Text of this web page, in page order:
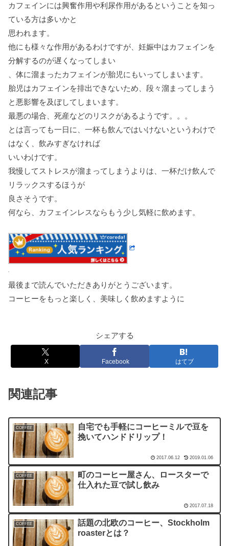
カフェインには興奮作用や利尿作用があるということを知っ
ている方は多いかと
思われます。
他にも様々な作用があるわけですが、妊娠中はカフェインを
分解するのが遅くなってしまい
、体に溜まったカフェインが胎児にもいってしまいます。
胎児はカフェインを排出できないため、段々溜まってしまう
と悪影響を及ぼしてしまいます。
最悪の場合、死産などのリスクがあるようです。。。
とは言っても一日に、一杯も飲んではいけないというわけで
はなく、飲みすぎなければ
いいわけです。
我慢してストレスが溜まってしまうよりは、一杯だけ飲んで
リラックスするほうが
良さそうです。
何なら、カフェインレスならもう少し気軽に飲めます。
最後まで読んでいただきありがとうございます。
コーヒーをもっと楽しく、美味しく飲めますように
シェアする
X Facebook はてブ
関連記事
COFFEE
自宅でも手軽にコーヒーミルで豆を
挽いてハンドドリップ！
2017.06.12 2019.01.06
COFFEE
町のコーヒー屋さん、ロースターで
仕入れた豆で試し飲み
2017.07.18
COFFEE
話題の北欧のコーヒー、Stockholm
roasterとは？